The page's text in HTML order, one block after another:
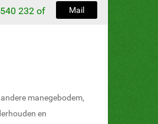
Mail
232 of
manegebodem,
en